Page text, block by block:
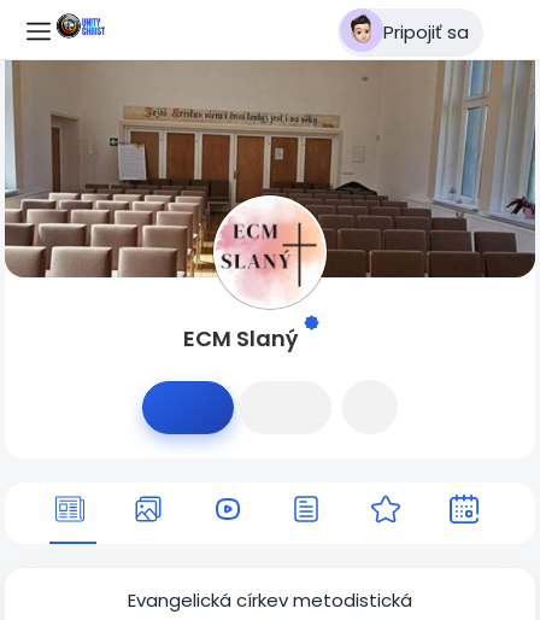
Pripojiť sa
ECM Slaný
Evangelická církev metodistická